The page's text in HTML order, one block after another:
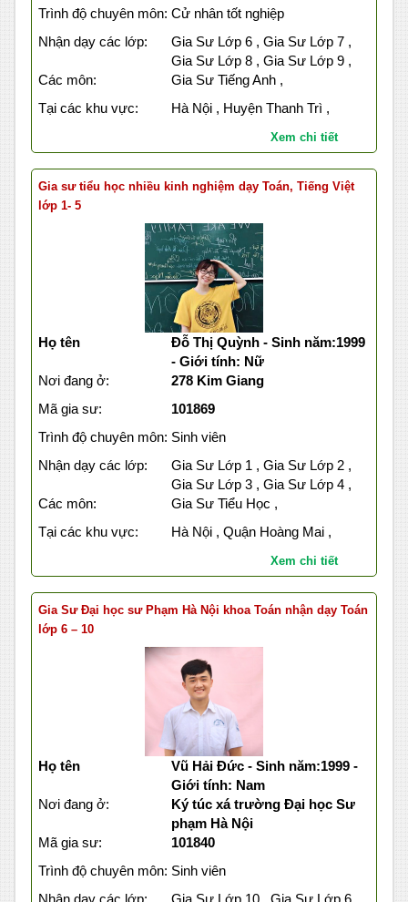
Trình độ chuyên môn: Cử nhân tốt nghiệp
Nhận dạy các lớp:
Gia Sư Lớp 6 , Gia Sư Lớp 7 ,
Gia Sư Lớp 8 , Gia Sư Lớp 9 ,
Các môn:
Gia Sư Tiếng Anh ,
Tại các khu vực:
Hà Nội , Huyện Thanh Trì ,
Xem chi tiết
Gia sư tiểu học nhiều kinh nghiệm dạy Toán, Tiếng Việt
lớp 1- 5
Họ tên
Đỗ Thị Quỳnh - Sinh năm:1999
- Giới tính: Nữ
Nơi đang ở:
278 Kim Giang
Mã gia sư:
101869
Trình độ chuyên môn: Sinh viên
Nhận dạy các lớp:
Gia Sư Lớp 1 , Gia Sư Lớp 2 ,
Gia Sư Lớp 3 , Gia Sư Lớp 4 ,
Các môn:
Gia Sư Tiểu Học ,
Tại các khu vực:
Hà Nội , Quận Hoàng Mai ,
Xem chi tiết
Gia Sư Đại học sư Phạm Hà Nội khoa Toán nhận dạy Toán
lớp 6 – 10
Họ tên
Vũ Hải Đức - Sinh năm:1999 -
Giới tính: Nam
Nơi đang ở:
Ký túc xá trường Đại học Sư
phạm Hà Nội
Mã gia sư:
101840
Trình độ chuyên môn: Sinh viên
Nhận dạy các lớp:
Gia Sư Lớp 10 , Gia Sư Lớp 6 ,